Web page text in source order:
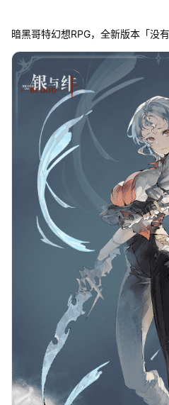
暗黑哥特幻想RPG，全新版本「没